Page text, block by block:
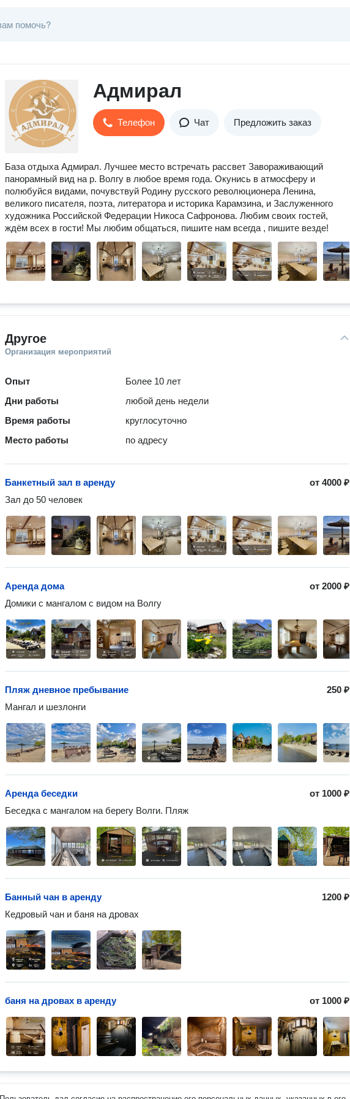
Адмирал
Телефон Чат Предложить заказ
База отдыха Адмирал. Лучшее место встречать рассвет Завораживающий
панорамный вид на р. Волгу в любое время года. Окунись в атмосферу и
полюбуйся видами, почувствуй Родину русского революционера Ленина,
великого писателя, поэта, литератора и историка Карамзина, и Заслуженного
художника Российской Федерации Никоса Сафронова. Любим своих гостей,
ждём всех в гости! Мы любим общаться, пишите нам всегда , пишите везде! ⠀
Другое
Организация мероприятий
Опыт
Более 10 лет
Дни работы
любой день недели
Время работы
круглосуточно
Место работы
по адресу
от4000 ₽
Банкетный зал в аренду
Зал до 50 человек
от2000 ₽
Аренда дома
Домики с мангалом с видом на Волгу
250 ₽
Пляж дневное пребывание
Мангал и шезлонги
от 1000 ₽
Аренда беседки
Беседка с мангалом на берегу Волги. Пляж
1200 ₽
Банный чан в аренду
Кедровый чан и баня на дровах
от 1000 ₽
баня на дровах в аренду